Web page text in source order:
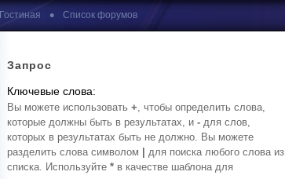
Гостиная • Список форумов
Запрос
Ключевые слова:
Вы можете использовать +, чтобы определить слова,
которые должны быть в результатах, и - для слов,
которых в результатах быть не должно. Вы можете
разделить слова символом
для поиска любого слова из
списка. Используйте * в качестве шаблона для